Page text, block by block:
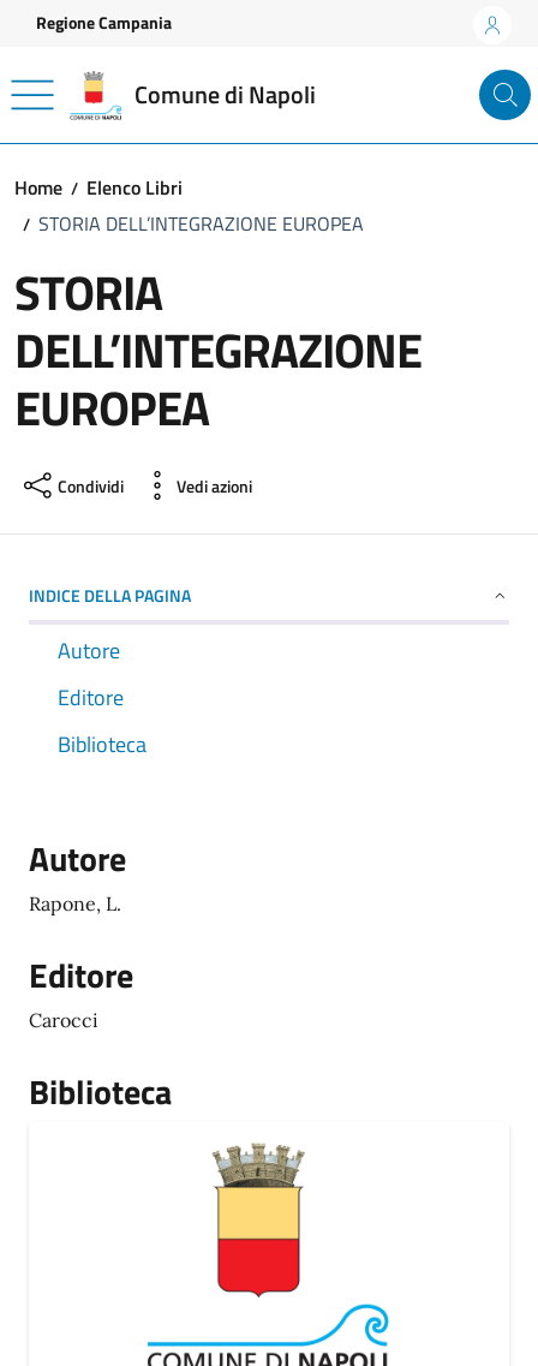
Vai ai contenuti
Vai al footer
Regione Campania
Comune di Napoli
Home
Elenco Libri
STORIA DELL’INTEGRAZIONE EUROPEA
STORIA
DELL’INTEGRAZIONE
EUROPEA
Condividi Vedi azioni
INDICE DELLA PAGINA
Autore
Editore
Biblioteca
Autore
Rapone, L.
Editore
Carocci
Biblioteca